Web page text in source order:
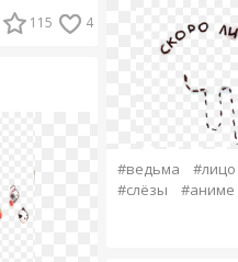
115 4
#ведьма
#лицо
#слёзы
#аниме